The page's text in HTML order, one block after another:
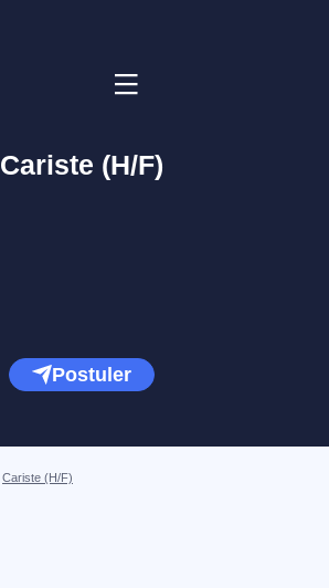
Cariste (H/F)
Postuler
Cariste (H/F)